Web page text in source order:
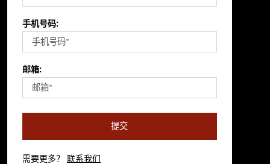
手机号码:
邮箱:
提交
需要更多？ 联系我们